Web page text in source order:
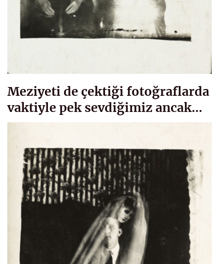
Meziyeti de çektiği fotoğraflarda
vaktiyle pek sevdiğimiz ancak…